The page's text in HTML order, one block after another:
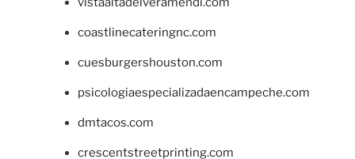
coastlinecateringnc.com
cuesburgershouston.com
psicologiaespecializadaencampeche.com
dmtacos.com
crescentstreetprinting.com